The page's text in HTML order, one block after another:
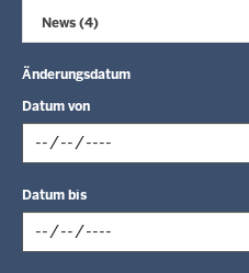
News (4)
Änderungsdatum
Datum von
date
format:
Datum bis